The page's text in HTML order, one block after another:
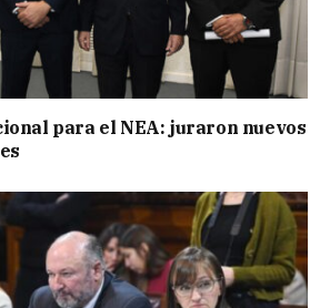
para el NEA: juraron nuevos